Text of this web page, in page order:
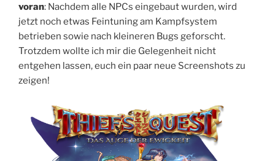
voran: Nachdem alle NPCs eingebaut wurden, wird
jetzt noch etwas Feintuning am Kampfsystem
betrieben sowie nach kleineren Bugs geforscht.
Trotzdem wollte ich mir die Gelegenheit nicht
entgehen lassen, euch ein paar neue Screenshots zu
zeigen!